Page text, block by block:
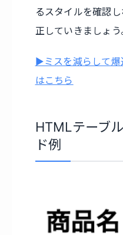
るスタイルを確認
正していきましょう
▶ミスを減らして爆
はこちら
HTMLテーブ
ド例